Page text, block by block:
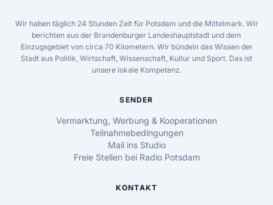
Wir haben täglich 24 Stunden Zeit für Potsdam und die Mittelmark. Wir
berichten aus der Brandenburger Landeshauptstadt und dem
Einzugsgebiet von circa 70 Kilometern. Wir bündeln das Wissen der
Stadt aus Politik, Wirtschaft, Wissenschaft, Kultur und Sport. Das ist
unsere lokale Kompetenz.
SENDER
Vermarktung, Werbung & Kooperationen
Teilnahmebedingungen
Mail ins Studio
Freie Stellen bei Radio Potsdam
KONTAKT